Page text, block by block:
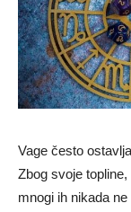
Vage često
Zbog svoje
mnogi ih nikada